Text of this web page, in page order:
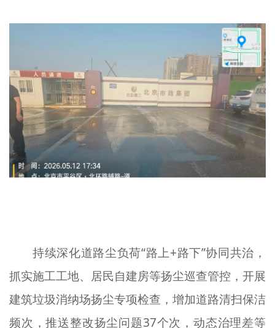
宣传思想文化人才
资料库
+
持续深化道路尘负荷“路上+路下”协同共治，
抓实施工工地、居民自建房等扬尘巡查管控，开展
建筑垃圾消纳场扬尘专项检查，增加道路清扫保洁
频次，推送整改扬尘问题37个次，动态治理差等